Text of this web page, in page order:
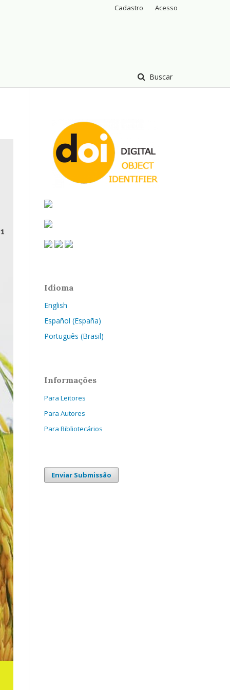
Buscar
Cadastro Acesso
Idioma
English
Español (España)
Português (Brasil)
Informações
Para Leitores
Para Autores
Para Bibliotecários
Enviar Submissão